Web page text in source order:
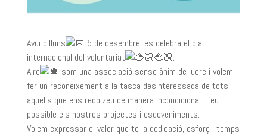
Avui dilluns
5 de desembre, es celebra el dia
internacional del voluntariat
.
Aire
som una associació sense ànim de lucre i volem
fer un reconeixement a la tasca desinteressada de tots
aquells que ens recolzeu de manera incondicional i feu
possible els nostres projectes i esdeveniments.
Volem expressar el valor que te la dedicació, esforç i temps